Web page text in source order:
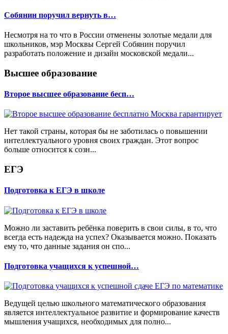
Собянин поручил вернуть в…
Несмотря на то что в России отменены золотые медали для
школьников, мэр Москвы Сергей Собянин поручил
разработать положение и дизайн московской медали...
Высшее образование
Второе высшее образование бесп…
Нет такой страны, которая бы не заботилась о повышении
интеллектуального уровня своих граждан. Этот вопрос
больше относится к созн...
ЕГЭ
Подготовка к ЕГЭ в школе
Можно ли заставить ребёнка поверить в свои силы, в то, что
всегда есть надежда на успех? Оказывается можно. Показать
ему то, что данные задания он спо...
Подготовка учащихся к успешной…
Ведущей целью школьного математического образования
является интеллектуальное развитие и формирование качеств
мышления учащихся, необходимых для полно...